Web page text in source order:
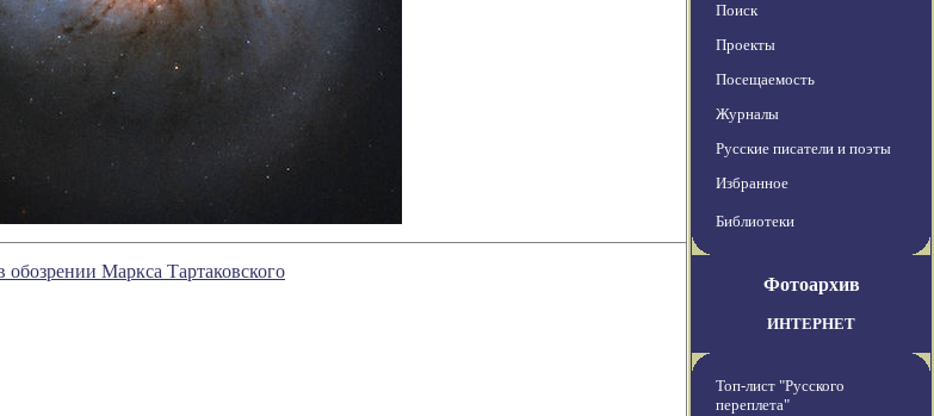
Маркса Тартаковского
Поиск
Проекты
Посещаемость
Журналы
Русские писатели и поэты
Избранное
Библиотеки
Фотоархив
ИНТЕРНЕТ
Топ-лист "Русского
переплета"